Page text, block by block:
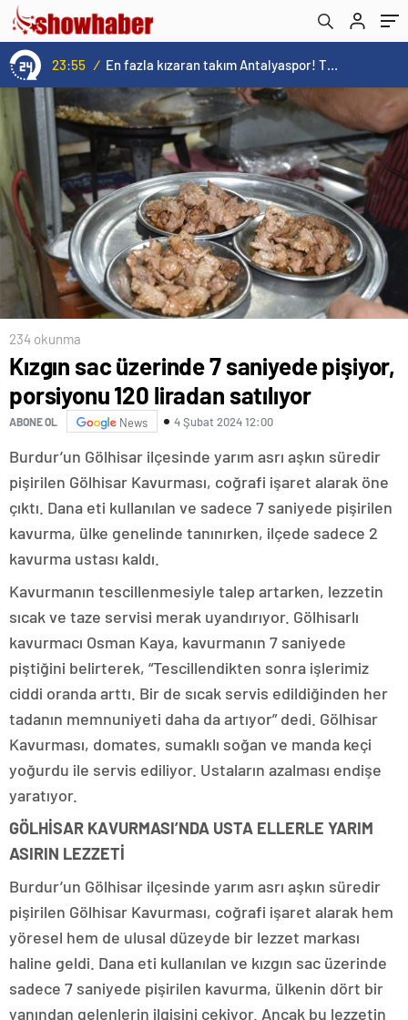
23:55 / En fazla kızaran takım Antalyaspor! Tam 5 futbolcu….
234 okunma
Kızgın sac üzerinde 7 saniyede pişiyor,
porsiyonu 120 liradan satılıyor
ABONE OL News 4 Şubat 2024 12:00
Burdur’un Gölhisar ilçesinde yarım asrı aşkın süredir
pişirilen Gölhisar Kavurması, coğrafi işaret alarak öne
çıktı. Dana eti kullanılan ve sadece 7 saniyede pişirilen
kavurma, ülke genelinde tanınırken, ilçede sadece 2
kavurma ustası kaldı.
Kavurmanın tescillenmesiyle talep artarken, lezzetin
sıcak ve taze servisi merak uyandırıyor. Gölhisarlı
kavurmacı Osman Kaya, kavurmanın 7 saniyede
piştiğini belirterek, “Tescillendikten sonra işlerimiz
ciddi oranda arttı. Bir de sıcak servis edildiğinden her
tadanın memnuniyeti daha da artıyor” dedi. Gölhisar
Kavurması, domates, sumaklı soğan ve manda keçi
yoğurdu ile servis ediliyor. Ustaların azalması endişe
yaratıyor.
GÖLHİSAR KAVURMASI’NDA USTA ELLERLE YARIM
ASIRIN LEZZETİ
Burdur’un Gölhisar ilçesinde yarım asrı aşkın süredir
pişirilen Gölhisar Kavurması, coğrafi işaret alarak hem
yöresel hem de ulusal düzeyde bir lezzet markası
haline geldi. Dana eti kullanılan ve kızgın sac üzerinde
sadece 7 saniyede pişirilen kavurma, ülkenin dört bir
yanından gelenlerin ilgisini çekiyor. Ancak bu lezzetin